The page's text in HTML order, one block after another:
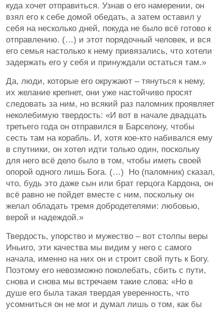
куда хочет отправиться. Узнав о его намерении, он
взял его к себе домой обедать, а затем оставил у
себя на несколько дней, покуда не было всё готово к
отправлению. (…) и этот порядочный человек, и вся
его семья настолько к нему привязались, что хотели
задержать его у себя и принуждали остаться там.»
Да, люди, которые его окружают – тянуться к нему,
их желание крепнет, они уже настойчиво просят
следовать за ним, но всякий раз паломник проявляет
неколебимую твердость: «И вот в начале двадцать
третьего года он отправился в Барселону, чтобы
сесть там на корабль. И, хотя кое-кто набивался ему
в спутники, он хотел идти только один, поскольку
для него всё дело было в том, чтобы иметь своей
опорой одного лишь Бога. (…) Но (паломник) сказал,
что, будь это даже сын или брат герцога Кардона, он
всё равно не пойдет вместе с ним, поскольку он
желал обладать тремя добродетелями: любовью,
верой и надеждой.»
Твердость, упорство и мужество – вот столпы веры
Иньиго, эти качества мы видим у него с самого
начала, именно на них он и строит свой путь к Богу.
Поэтому его невозможно поколебать, сбить с пути,
снова и снова мы встречаем такие слова: «Но в
душе его была такая твердая уверенность, что
усомниться он не мог и думал лишь о том, как бы